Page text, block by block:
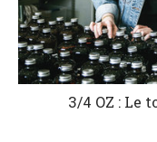
3/4 OZ : Le